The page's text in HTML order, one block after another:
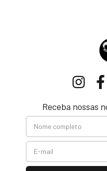
Receba nossas